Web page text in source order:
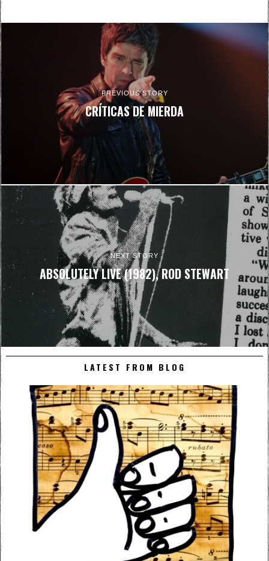
PREVIOUS STORY
CRÍTICAS DE MIERDA
NEXT STORY
ABSOLUTELY LIVE (1982), ROD STEWART
LATEST FROM BLOG